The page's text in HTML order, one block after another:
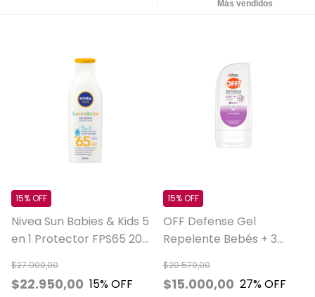
Más vendidos
Nivea Sun Babies & Kids 5
en 1 Protector FPS65 200
$22.950,00
$27.000,00
15% OFF
15% OFF
OFF Defense Gel
Repelente Bebés + 3
$15.000,00
$20.570,00
27% OFF
15% OFF